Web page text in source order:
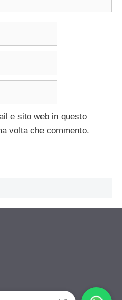
e sito web in questo
volta che commento.